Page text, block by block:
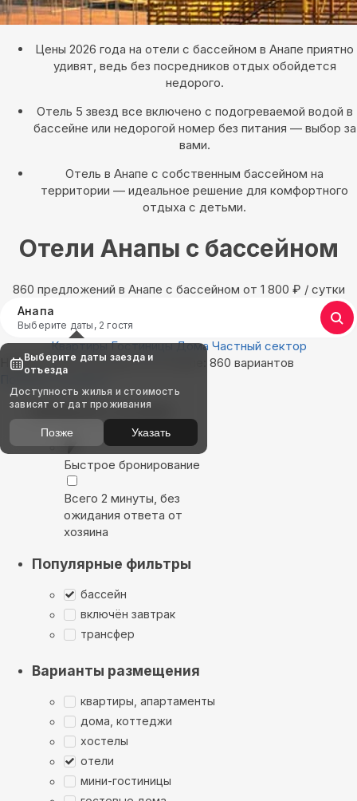
Цены 2026 года на отели с бассейном в Анапе приятно
удивят, ведь без посредников отдых обойдется
недорого.
Отель 5 звезд все включено с подогреваемой водой в
бассейне или недорогой номер без питания — выбор за
вами.
Отель в Анапе с собственным бассейном на
территории — идеальное решение для комфортного
отдыха с детьми.
Отели Анапы с бассейном
860 предложений в Анапе с бассейном oт 1 800 ₽ / сутки
Анапа
Выберите даты, 2 гостя
Квартиры Гостиницы Дома Частный сектор
Найдём, где остановиться в Анапе: 860 вариантов
Показать на карте
Выбирайте лучшее
Быстрое бронирование
Всего 2 минуты, без
ожидания ответа от
хозяина
Популярные фильтры
бассейн
включён завтрак
трансфер
Варианты размещения
квартиры, апартаменты
дома, коттеджи
хостелы
отели
мини-гостиницы
Выберите даты заезда и
отъезда
Доступность жилья и стоимость
зависят от дат проживания
Позже Указать